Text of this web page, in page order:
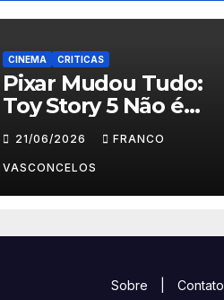
CINEMA CRITICAS
Pixar Mudou Tudo:
Toy Story 5 Não é
Para Crianças
21/06/2026 FRANCO
VASCONCELOS
Sobre Contato